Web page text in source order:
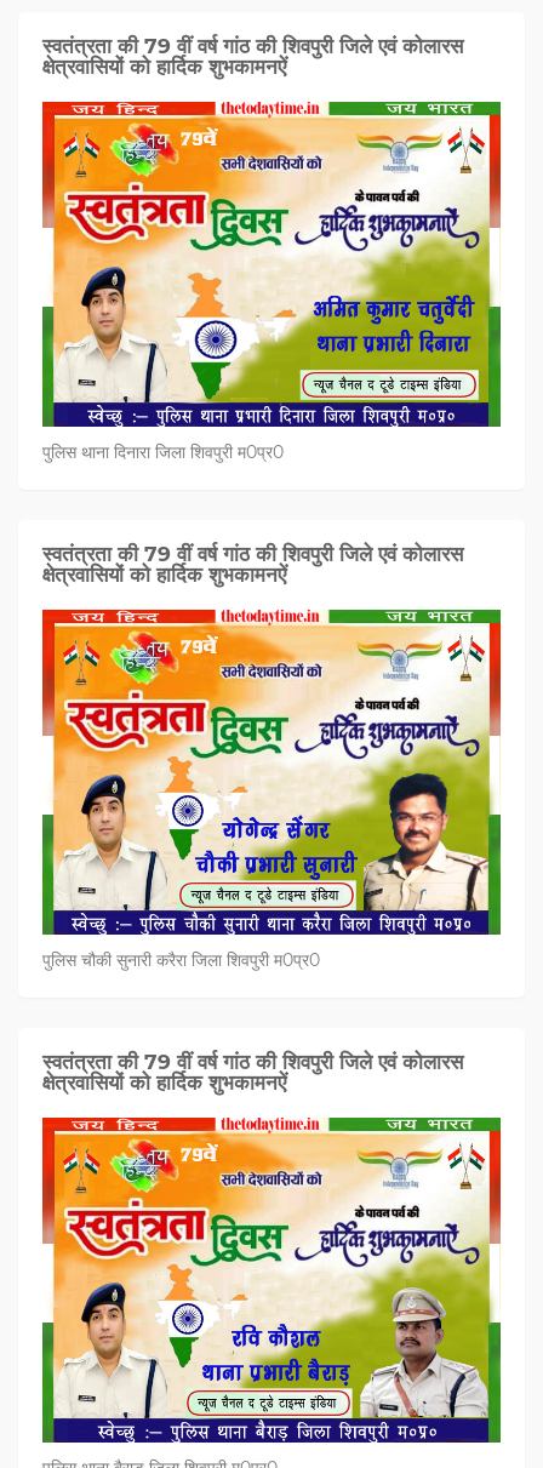
स्वतंत्रता की 79 वीं वर्ष गांठ की शिवपुरी जिले एवं कोलारस
क्षेत्रवासियों को हार्दिक शुभकामनऐं
पुलिस थाना दिनारा जिला शिवपुरी म0प्र0
स्वतंत्रता की 79 वीं वर्ष गांठ की शिवपुरी जिले एवं कोलारस
क्षेत्रवासियों को हार्दिक शुभकामनऐं
पुलिस चौकी सुनारी करैरा जिला शिवपुरी म0प्र0
स्वतंत्रता की 79 वीं वर्ष गांठ की शिवपुरी जिले एवं कोलारस
क्षेत्रवासियों को हार्दिक शुभकामनऐं